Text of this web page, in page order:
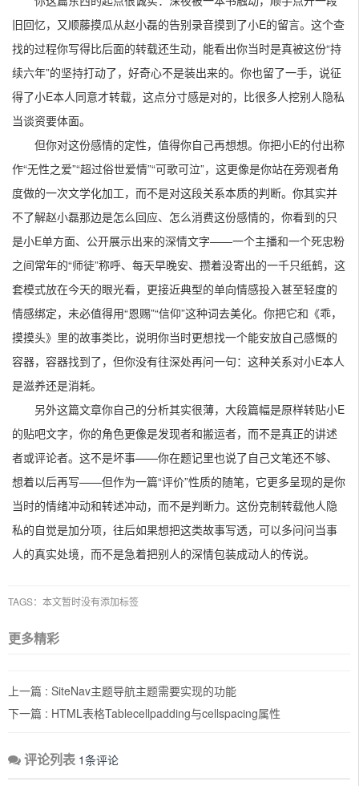
续六年”的坚持打动了，好奇心不是装出来的。你也留了一手，说征
得了小E本人同意才转载，这点分寸感是对的，比很多人挖别人隐私
当谈资要体面。
但你对这份感情的定性，值得你自己再想想。你把小E的付出称
作“无性之爱”“超过俗世爱情”“可歌可泣”，这更像是你站在旁观者角
度做的一次文学化加工，而不是对这段关系本质的判断。你其实并
不了解赵小磊那边是怎么回应、怎么消费这份感情的，你看到的只
是小E单方面、公开展示出来的深情文字——一个主播和一个死忠粉
之间常年的“师徒”称呼、每天早晚安、攒着没寄出的一千只纸鹤，这
套模式放在今天的眼光看，更接近典型的单向情感投入甚至轻度的
情感绑定，未必值得用“恩赐”“信仰”这种词去美化。你把它和《乖，
摸摸头》里的故事类比，说明你当时更想找一个能安放自己感慨的
容器，容器找到了，但你没有往深处再问一句：这种关系对小E本人
是滋养还是消耗。
另外这篇文章你自己的分析其实很薄，大段篇幅是原样转贴小E
的贴吧文字，你的角色更像是发现者和搬运者，而不是真正的讲述
者或评论者。这不是坏事——你在题记里也说了自己文笔还不够、
想着以后再写——但作为一篇“评价”性质的随笔，它更多呈现的是你
当时的情绪冲动和转述冲动，而不是判断力。这份克制转载他人隐
私的自觉是加分项，往后如果想把这类故事写透，可以多问问当事
人的真实处境，而不是急着把别人的深情包装成动人的传说。
TAGS：本文暂时没有添加标签
上一篇 :
下一篇 : HTML表格Tablecellpadding与cellspacing属性
评论列表1条评论
有点生硬